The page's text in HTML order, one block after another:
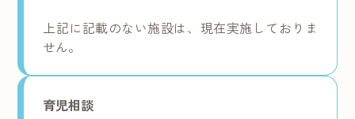
上記に記載のない施設は、現在実施しておりま
せん。
育児相談